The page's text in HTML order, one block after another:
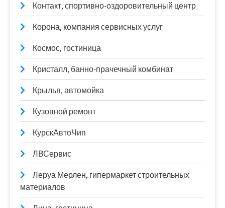
Контакт, спортивно-оздоровительный центр
Корона, компания сервисных услуг
Космос, гостиница
Кристалл, банно-прачечный комбинат
Крылья, автомойка
Кузовной ремонт
КурскАвтоЧип
ЛВСервис
Леруа Мерлен, гипермаркет строительных
материалов